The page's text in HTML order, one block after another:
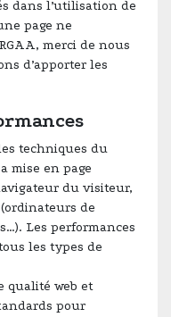
dans l’utilisation de
page ne
merci de nous
d’apporter les
techniques du
mise en page
du visiteur,
de
Les performances
les types de
qualité web et
pour